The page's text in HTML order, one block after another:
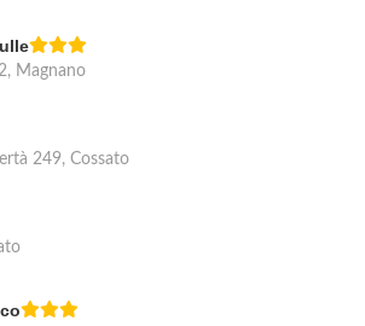
Magnano
249, Cossato